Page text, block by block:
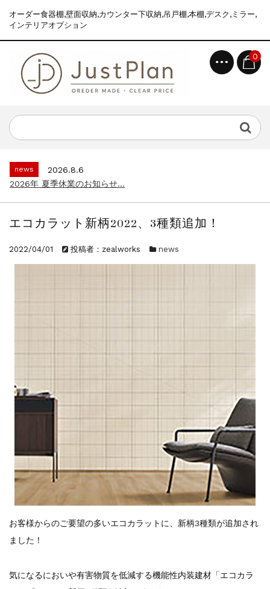
オーダー食器棚,壁面収納,カウンター下収納,吊戸棚,本棚,デスク,ミラー,
インテリアオプション
0
topics
2026.7.2
news
2026.8.6
2026年 夏季休業のお知らせ...
news
2026.8.6
エコカラット新柄2022、3種類追加！
2022/04/01 投稿者：zealworks news
お客様からのご要望の多いエコカラットに、新柄3種類が追加され
ました！
気になるにおいや有害物質を低減する機能性内装建材「エコカラ